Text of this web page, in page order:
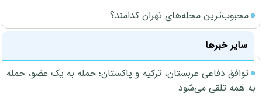
محبوب‌ترین محله‌های تهران کدامند؟
سایر خبرها
توافق دفاعی عربستان، ترکیه و پاکستان؛ حمله به یک عضو، حمله
به همه تلقی می‌شود